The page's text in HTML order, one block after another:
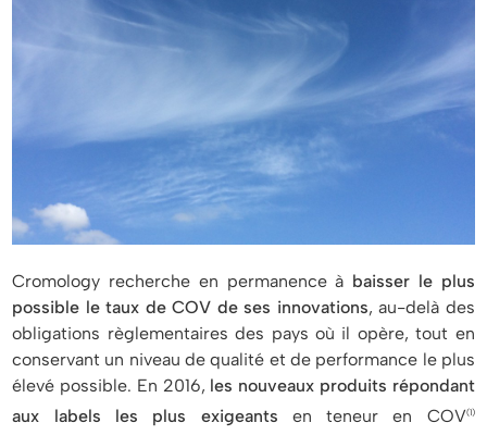
Cromology recherche en permanence à baisser le plus
possible le taux de COV de ses innovations, au-delà des
obligations règlementaires des pays où il opère, tout en
conservant un niveau de qualité et de performance le plus
élevé possible. En 2016, les nouveaux produits répondant
aux labels les plus exigeants en teneur en COV(1)